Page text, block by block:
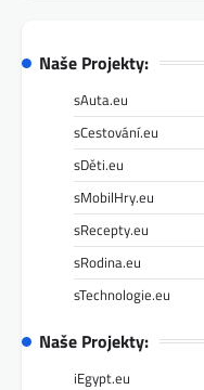
Naše Projekty:
sAuta.eu
sCestování.eu
sDěti.eu
sMobilHry.eu
sRecepty.eu
sRodina.eu
sTechnologie.eu
Naše Projekty:
iEgypt.eu